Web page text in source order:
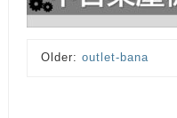
Older: outlet-bana